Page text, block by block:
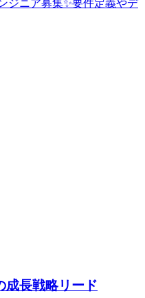
ジニア募集✨要件定義やデ
成長戦略リード